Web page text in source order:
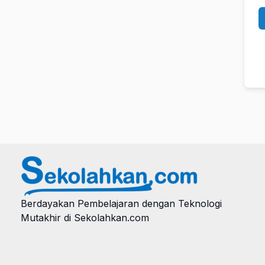
Berdayakan Pembelajaran dengan Teknologi
Mutakhir di Sekolahkan.com